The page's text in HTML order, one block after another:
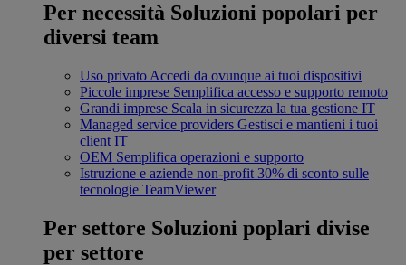
Per necessità Soluzioni popolari per
diversi team
Uso privato Accedi da ovunque ai tuoi dispositivi
Piccole imprese Semplifica accesso e supporto remoto
Grandi imprese Scala in sicurezza la tua gestione IT
Managed service providers Gestisci e mantieni i tuoi
client IT
OEM Semplifica operazioni e supporto
Istruzione e aziende non-profit 30% di sconto sulle
tecnologie TeamViewer
Per settore Soluzioni poplari divise
per settore